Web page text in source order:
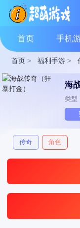
首页 手机
首页 > 福利手游 >
海
类型
传奇 角色